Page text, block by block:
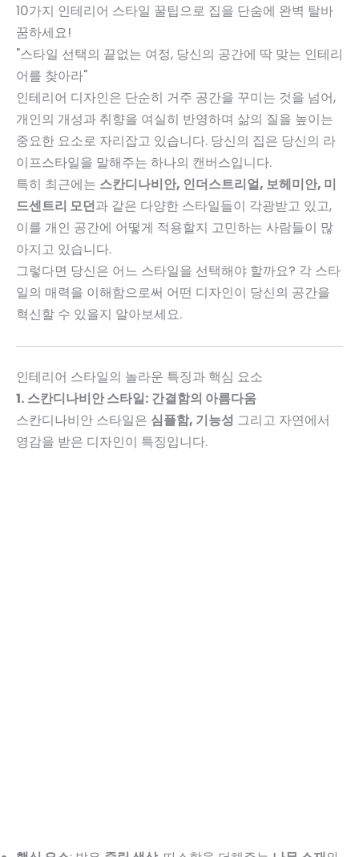
10가지 인테리어 스타일 꿀팁으로 집을 단숨에 완벽 탈바
꿈하세요!
"스타일 선택의 끝없는 여정, 당신의 공간에 딱 맞는 인테리
어를 찾아라"
인테리어 디자인은 단순히 거주 공간을 꾸미는 것을 넘어,
개인의 개성과 취향을 여실히 반영하며 삶의 질을 높이는
중요한 요소로 자리잡고 있습니다. 당신의 집은 당신의 라
이프스타일을 말해주는 하나의 캔버스입니다.
특히 최근에는 스칸디나비안, 인더스트리얼, 보헤미안, 미
드센트리 모던과 같은 다양한 스타일들이 각광받고 있고,
이를 개인 공간에 어떻게 적용할지 고민하는 사람들이 많
아지고 있습니다.
그렇다면 당신은 어느 스타일을 선택해야 할까요? 각 스타
일의 매력을 이해함으로써 어떤 디자인이 당신의 공간을
혁신할 수 있을지 알아보세요.
인테리어 스타일의 놀라운 특징과 핵심 요소
1. 스칸디나비안 스타일: 간결함의 아름다움
스칸디나비안 스타일은 심플함, 기능성 그리고 자연에서
영감을 받은 디자인이 특징입니다.